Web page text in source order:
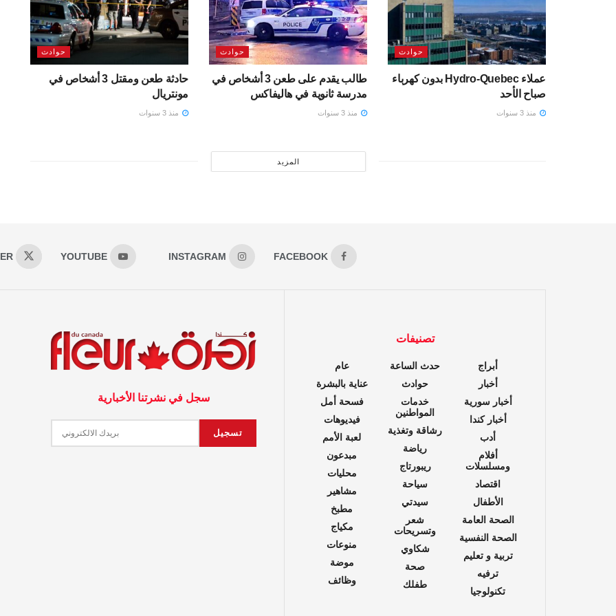
حوادث
عملاء Hydro-Quebec بدون كهرباء
صباح الأحد
منذ 3 سنوات
حوادث
طالب يقدم على طعن 3 أشخاص في
مدرسة ثانوية في هاليفاكس
منذ 3 سنوات
حوادث
حادثة طعن ومقتل 3 أشخاص في
مونتريال
منذ 3 سنوات
المزيد
FACEBOOK
INSTAGRAM
YOUTUBE
تصنيفات
أبراج
أخبار
أخبار سورية
أخبار كندا
أدب
أفلام
ومسلسلات
اقتصاد
الأطفال
الصحة العامة
الصحة النفسية
تربية و تعليم
ترفيه
تكنولوجيا
حدث الساعة
حوادث
خدمات
المواطنين
رشاقة وتغذية
رياضة
ريبورتاج
سياحة
سيدتي
شعر
وتسريحات
شكاوي
صحة
طفلك
عام
عناية بالبشرة
فسحة أمل
فيديوهات
لعبة الأمم
مبدعون
محليات
مشاهير
مطبخ
مكياج
منوعات
موضة
وظائف
سجل في نشرتنا الأخبارية